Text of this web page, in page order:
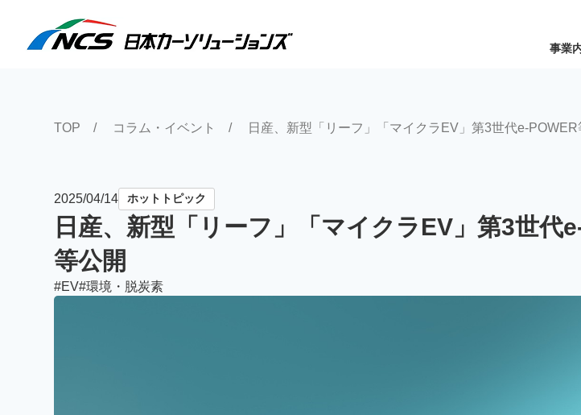
事業
TOP コラム・イベント 日産、新型「リーフ」「マイクラEV」第3世代e-POWER
2025/04/14 ホットトピック
日産、新型「リーフ」「マイクラEV」第3世代
等公開
EV 環境・脱炭素